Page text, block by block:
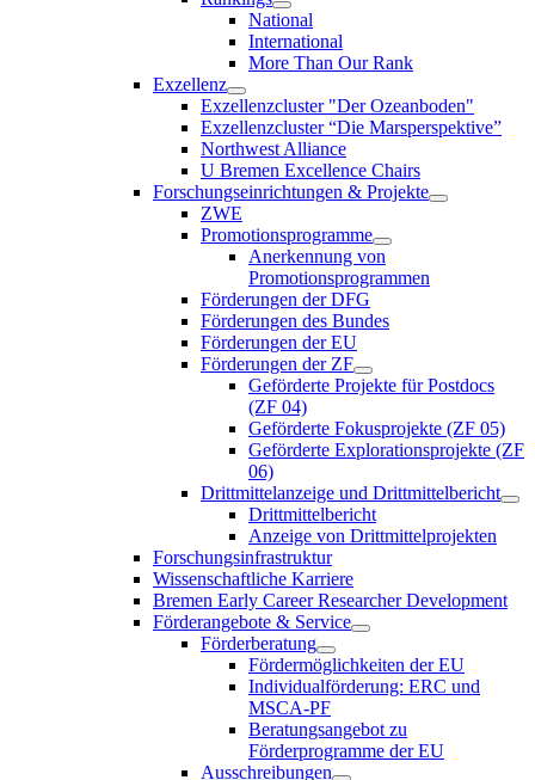
National
International
More Than Our Rank
Exzellenz
Exzellenzcluster "Der Ozeanboden"
Exzellenzcluster “Die Marsperspektive”
Northwest Alliance
U Bremen Excellence Chairs
Forschungseinrichtungen & Projekte
ZWE
Promotionsprogramme
Anerkennung von
Promotionsprogrammen
Förderungen der DFG
Förderungen des Bundes
Förderungen der EU
Förderungen der ZF
Geförderte Projekte für Postdocs
(ZF 04)
Geförderte Fokusprojekte (ZF 05)
Geförderte Explorationsprojekte (ZF
06)
Drittmittelanzeige und Drittmittelbericht
Drittmittelbericht
Anzeige von Drittmittelprojekten
Forschungsinfrastruktur
Wissenschaftliche Karriere
Bremen Early Career Researcher Development
Förderangebote & Service
Förderberatung
Fördermöglichkeiten der EU
Individualförderung: ERC und
MSCA-PF
Beratungsangebot zu
Förderprogramme der EU
Ausschreibungen